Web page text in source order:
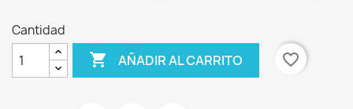
Cantidad
 AÑADIR AL CARRITO favorite_border